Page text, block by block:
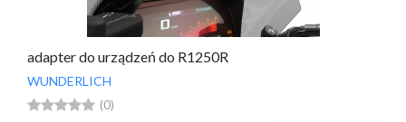
adapter do urządzeń do R1250R
WUNDERLICH
 (0)